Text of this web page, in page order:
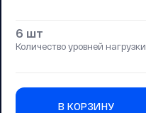
6 шт
Количество уровней нагрузки
В КОРЗИНУ